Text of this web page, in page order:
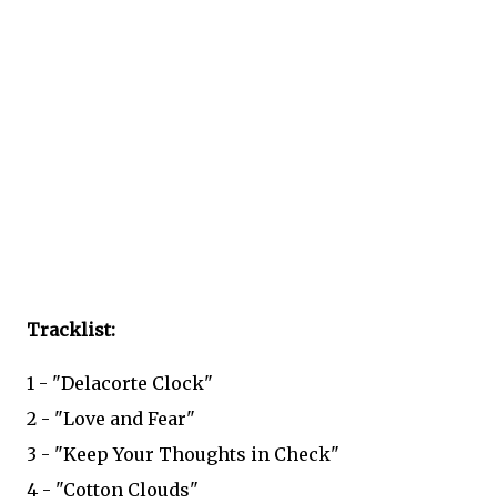
Tracklist:
1 - "Delacorte Clock"
2 - "Love and Fear"
3 - "Keep Your Thoughts in Check"
4 - "Cotton Clouds"